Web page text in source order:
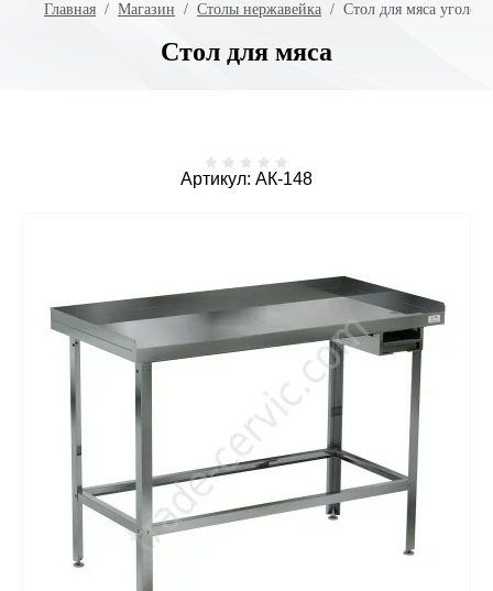
Главная
  /
Магазин
  /
Столы нержавейка
/  Стол для мяса уголок
Стол для мяса
Артикул: АК-148